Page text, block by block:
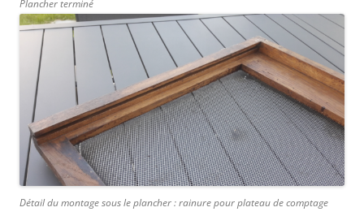
Plancher terminé
Détail du montage sous le plancher : rainure pour plateau de comptage